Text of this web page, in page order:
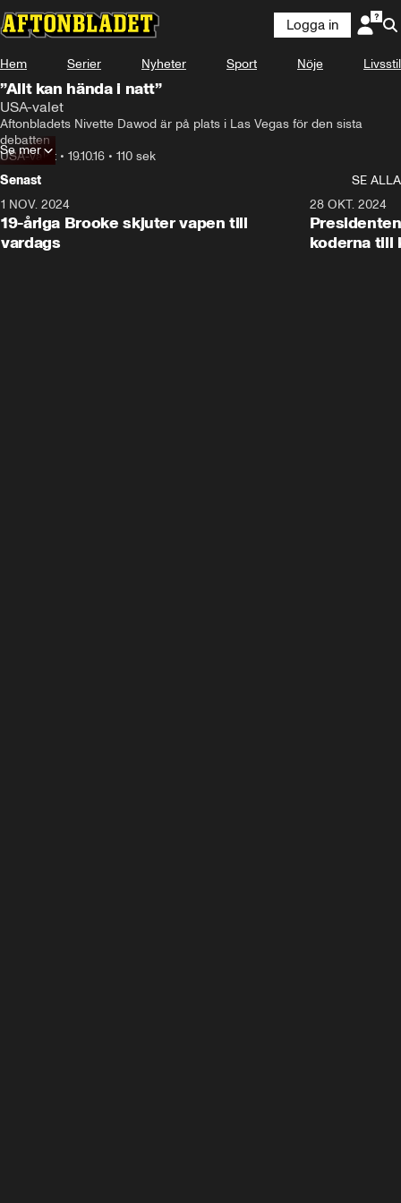
Logga in
Hem Serier Nyheter Sport Nöje Livsstil
”Allt kan hända i natt”
USA-valet
Aftonbladets Nivette Dawod är på plats i Las Vegas för den sista
debatten
USA-valet • 19.10.16 • 110 sek
Se mer
Senast
SE ALLA
1 NOV. 2024
19-åriga Brooke skjuter vapen till
vardags
28 OKT. 2024
koderna till